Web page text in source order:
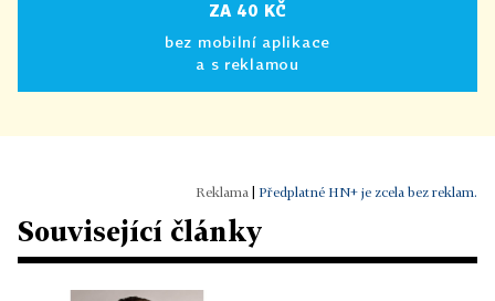
ZA 40 KČ
bez mobilní aplikace
a s reklamou
Předplatné HN+ je zcela bez reklam.
Související články